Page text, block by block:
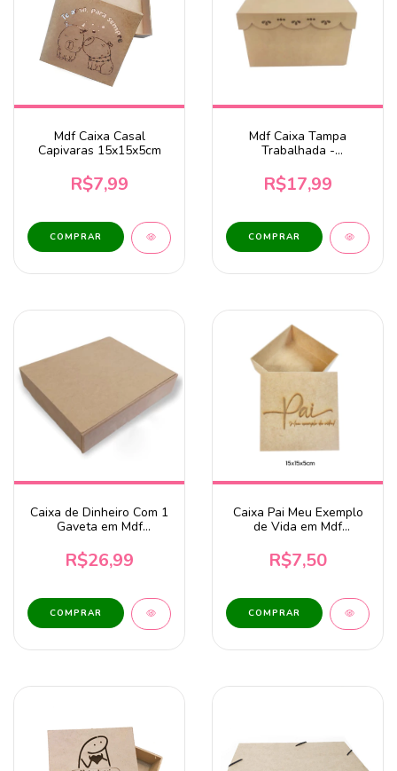
Mdf Caixa Casal
Capivaras 15x15x5cm
R$7,99
Mdf Caixa Tampa
Trabalhada -
R$17,99
Caixa de Dinheiro Com 1
Gaveta em Mdf
R$26,99
Caixa Pai Meu Exemplo
de Vida em Mdf
R$7,50